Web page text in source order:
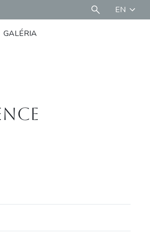
EN
GALÉRIA